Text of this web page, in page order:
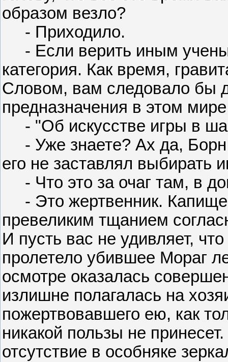
образом везло?
- Приходило.
- Если верить иным
категория. Как время,
Словом, вам следовало бы
предназначения в этом
- "Об искусстве игры в
- Уже знаете? Ах да,
его не заставлял выбирать
- Что это за очаг там, в
- Это жертвенник. Капище
превеликим тщанием
И пусть вас не удивляет,
пролетело убившее Мораг
осмотре оказалась
излишне полагалась на
пожертвовавшего ею, как
никакой пользы не
отсутствие в особняке